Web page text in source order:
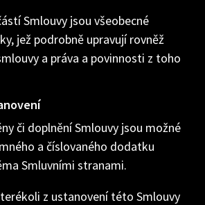
Smlouvy jsou všeobecné
jež podrobně upravují rovněž
a práva a povinnosti z toho
či doplnění Smlouvy jsou možné
a číslovaného dodatku
Smluvními stranami.
z ustanovení této Smlouvy